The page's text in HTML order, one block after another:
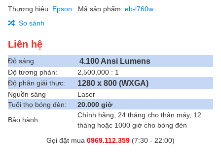
Thương hiệu: Epson Mã sản phẩm: eb-l760w
So sánh
Liên hệ
Độ sáng 4.100 Ansi Lumens
Độ tương phản:
2,500,000 : 1
Độ phân giải thực:
1280 x 800 (WXGA)
Nguồn sáng
Laser
Tuổi thọ bóng đèn:
20.000 giờ
Bảo hành:
Chính hãng, 24 tháng cho thân máy, 12
tháng hoặc 1000 giờ cho bóng đèn
Gọi đặt mua 0969.112.359 (7:30 - 22:00)